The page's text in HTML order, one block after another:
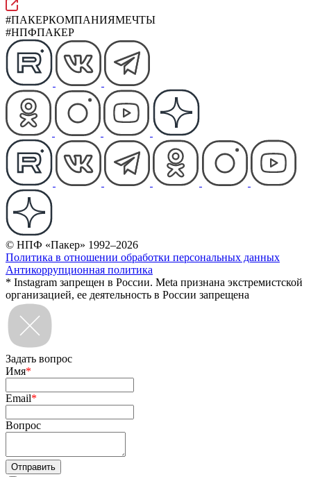
#ПАКЕРКОМПАНИЯМЕЧТЫ
#НПФПАКЕР
© НПФ «Пакер» 1992–2026
Политика в отношении обработки персональных данных
Антикоррупционная политика
* Instagram запрещен в России. Meta признана экстремистской
организацией, ее деятельность в России запрещена
Задать вопрос
Имя*
Email*
Вопрос